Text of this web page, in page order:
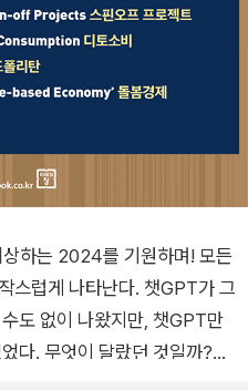
는 2024를 기원하며! 모든
스럽게 나타난다. 챗GPT가 그
도 없이 나왔지만, 챗GPT만
다. 무엇이 달랐던 것일까?